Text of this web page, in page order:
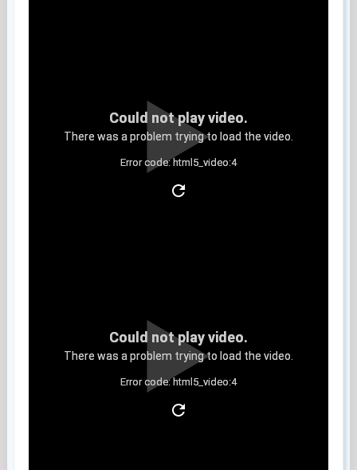
Could not play video.
There was a problem trying to load the video.
Error code: html5_video:4
Could not play video.
There was a problem trying to load the video.
Error code: html5_video:4